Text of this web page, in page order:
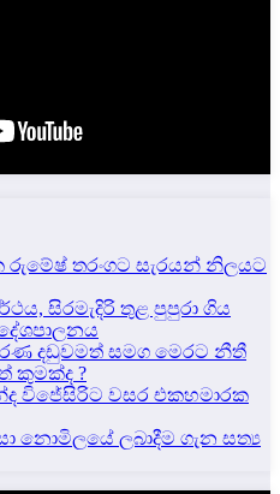
රුමේෂ් තරංගට සැරයන් නිලයට
සිරමැදිරි තුළ පුපුරා ගිය
දඩුවමත් සමග මෙරට නීතී
කුමක්ද ?
විජේසිරිට වසර එකහමාරක
නොමිලයේ ලබාදීම ගැන සත්‍ය